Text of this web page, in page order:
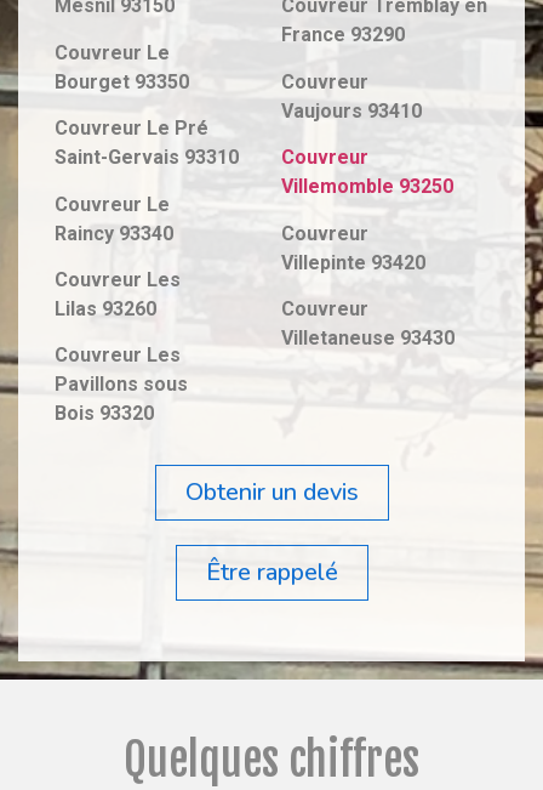
Mesnil 93150
Couvreur Le
Bourget 93350
Couvreur Le Pré
Saint-Gervais 93310
Couvreur Le
Raincy 93340
Couvreur Les
Lilas 93260
Couvreur Les
Pavillons sous
Bois 93320
Couvreur
Tremblay en
France 93290
Couvreur
Vaujours 93410
Couvreur
Villemomble 93250
Couvreur
Villepinte 93420
Couvreur
Villetaneuse 93430
Obtenir un devis
Être rappelé
Quelques chiffres